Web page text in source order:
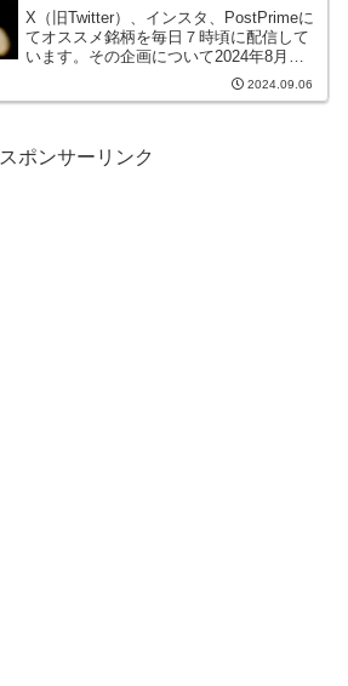
X（旧Twitter）、インスタ、PostPrimeに
てオススメ銘柄を毎日７時頃に配信して
います。その企画について2024年8月の
2024.09.06
スポンサーリンク